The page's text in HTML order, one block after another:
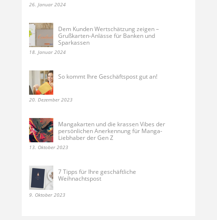
26. Januar 2024
Dem Kunden Wertschätzung zeigen –
Grußkarten-Anlässe für Banken und
Sparkassen
18. Januar 2024
So kommt Ihre Geschäftspost gut an!
20. Dezember 2023
Mangakarten und die krassen Vibes der
persönlichen Anerkennung für Manga-
Liebhaber der Gen Z
13. Oktober 2023
7 Tipps für Ihre geschäftliche
Weihnachtspost
9. Oktober 2023